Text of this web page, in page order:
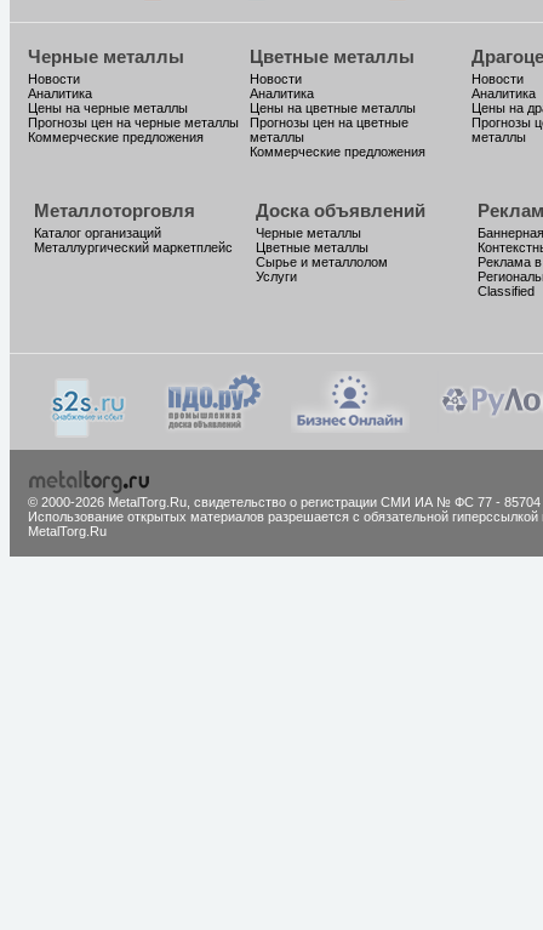
Черные металлы
Новости
Аналитика
Цены на черные металлы
Прогнозы цен на черные металлы
Коммерческие предложения
Цветные металлы
Новости
Аналитика
Цены на цветные металлы
Прогнозы цен на цветные
металлы
Коммерческие предложения
Новости
Аналитика
Цены на
Прогнозы
металлы
Металлоторговля
Каталог организаций
Металлургический маркетплейс
Доска объявлений
Черные металлы
Цветные металлы
Сырье и металлолом
Услуги
Реклама
Classified
© 2000-2026 MetalTorg.Ru, cвидетельство о регистрации СМИ ИА № ФС 77 - 85704
Использование открытых материалов разрешается с обязательной гиперссылкой
MetalTorg.Ru